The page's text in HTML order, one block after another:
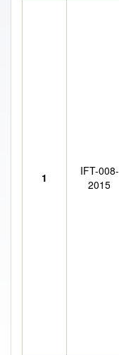
1
IFT-008-
2015